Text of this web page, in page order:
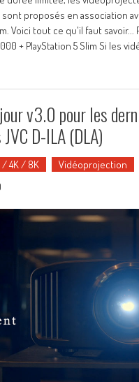
sont proposés en association
Voici tout ce qu'il faut savoir...
+ PlayStation 5 Slim Si les
v3.0 pour les
D-ILA (DLA)
/ 4K / 8K Vidéoprojection